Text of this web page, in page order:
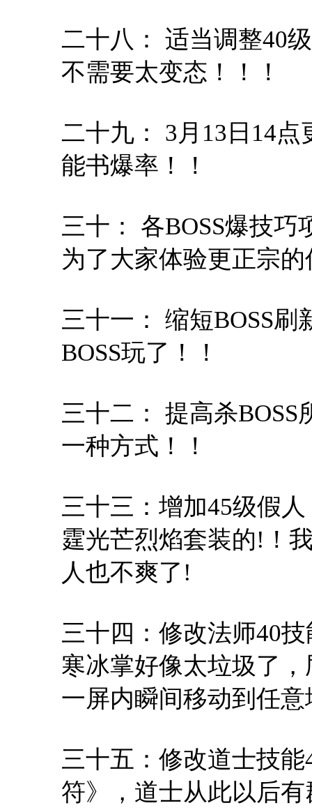
二十八： 适当调整40
不需要太变态！！！
二十九： 3月13日14
能书爆率！！
三十： 各BOSS爆技
为了大家体验更正宗
三十一： 缩短BOSS
BOSS玩了！！
三十二： 提高杀
一种方式！！
三十三：增加45级假
霆光芒烈焰套装的!！
人也不爽了!
三十四：修改法师40
寒冰掌好像太垃圾了
一屏内瞬间移动到任
三十五：修改道士技
符》，道士从此以后